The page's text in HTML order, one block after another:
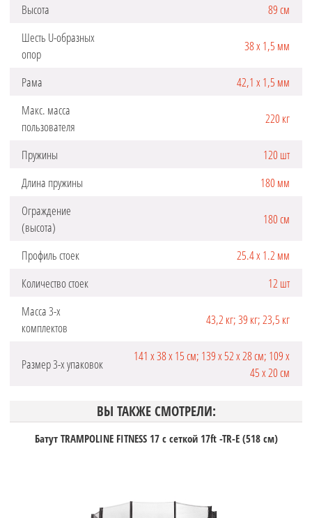
Высота
89 см
Шесть U-образных
опор
38 х 1,5 мм
Рама
42,1 х 1,5 мм
Макс. масса
пользователя
220 кг
Пружины
120 шт
Длина пружины
180 мм
Ограждение
(высота)
180 см
Профиль стоек
25.4 х 1.2 мм
Количество стоек
12 шт
Масса 3-х
комплектов
43,2 кг; 39 кг; 23,5 кг
Размер 3-х упаковок
141 х 38 х 15 см; 139 х 52 х 28 см; 109 х
45 х 20 см
ВЫ ТАКЖЕ СМОТРЕЛИ:
Батут TRAMPOLINE FITNESS 17 с сеткой 17ft -TR-E (518 см)